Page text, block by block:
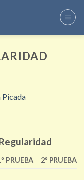
Picada
PRUEBA
2º PRUEBA